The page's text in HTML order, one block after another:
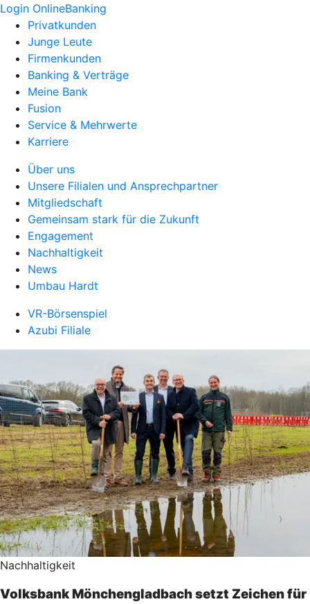
Login OnlineBanking
Privatkunden
Junge Leute
Firmenkunden
Banking & Verträge
Meine Bank
Fusion
Service & Mehrwerte
Karriere
Über uns
Unsere Filialen und Ansprechpartner
Mitgliedschaft
Gemeinsam stark für die Zukunft
Engagement
Nachhaltigkeit
News
Umbau Hardt
VR-Börsenspiel
Azubi Filiale
Nachhaltigkeit
Volksbank Mönchengladbach setzt Zeichen für